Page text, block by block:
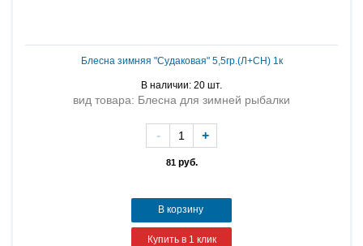
Блесна зимняя "Судаковая" 5,5гр.(Л+СН) 1к
В наличии: 20 шт.
вид товара: Блесна для зимней рыбалки
81руб.
- +
В корзину
Купить в 1 клик